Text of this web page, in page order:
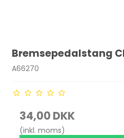
Bremsepedalstang
A66270
34,00 DKK
(inkl. moms)